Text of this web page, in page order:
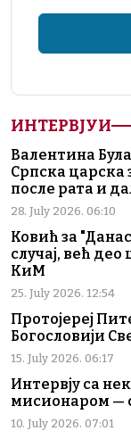
ИНТЕРВЈУИ
Валентина
Српска царска
после рата и
28. July 2026. 06:10
Ковић за
случај, већ
КиМ
25. July 2026. 12:54
Протојереј
Богословији
15. July 2026. 06:17
Интервју са
мисионаром —
10. July 2026. 07:01